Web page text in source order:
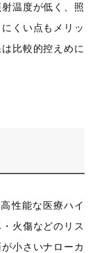
温度が低く、照
くい点もメリッ
比較的控えめに
性能な医療ハイ
火傷などのリス
小さいナローカ